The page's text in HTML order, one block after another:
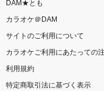
DAM★とも
カラオケ＠DAM
サイトのご利用について
カラオケご利用にあたっての
利用規約
特定商取引法に基づく表示